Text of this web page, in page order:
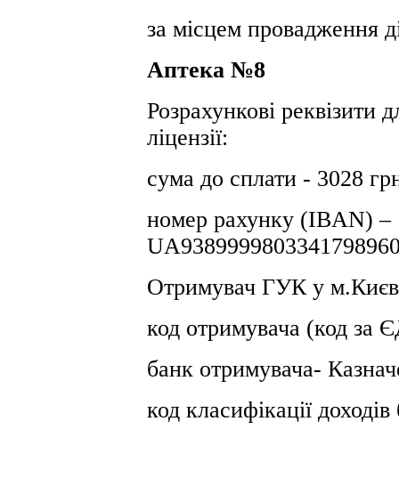
за місцем провадження
Аптека №8
Розрахункові реквізити
ліцензії:
сума до сплати - 3028
номер рахунку (IBAN) –
Отримувач ГУК у
код отримувача (код
банк отримувача-
код класифікації